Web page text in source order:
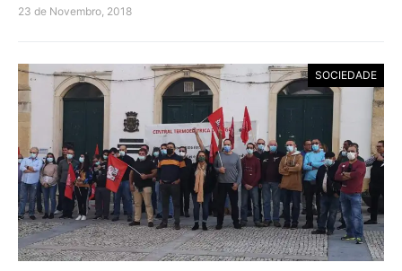
23 de Novembro, 2018
SOCIEDADE